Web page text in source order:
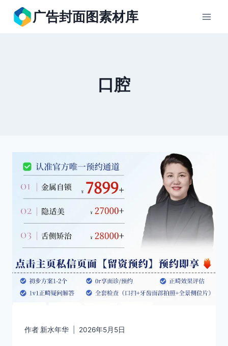
广告封面图素材库
口腔
作者 新水年华 2026年5月5日